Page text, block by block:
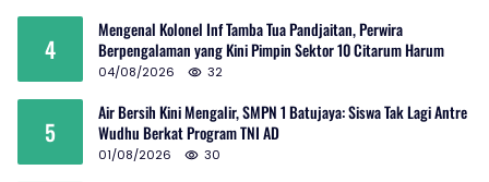
4
Mengenal Kolonel Inf Tamba Tua Pandjaitan, Perwira
Berpengalaman yang Kini Pimpin Sektor 10 Citarum Harum
04/08/2026 32
5
Air Bersih Kini Mengalir, SMPN 1 Batujaya: Siswa Tak Lagi Antre
Wudhu Berkat Program TNI AD
01/08/2026 30